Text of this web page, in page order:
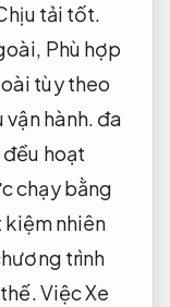
tải tốt.
Phù hợp
tùy theo
vận hành. đa
hoạt
chạy bằng
kiệm nhiên
trình
Việc Xe